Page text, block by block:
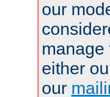
our
manage
either
our